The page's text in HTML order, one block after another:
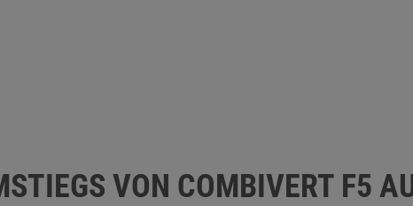
VON COMBIVERT F5